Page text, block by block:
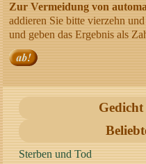
Zur Vermeidung von
addieren Sie bitte vierzehn
und geben das Ergebnis als
Sterben und Tod